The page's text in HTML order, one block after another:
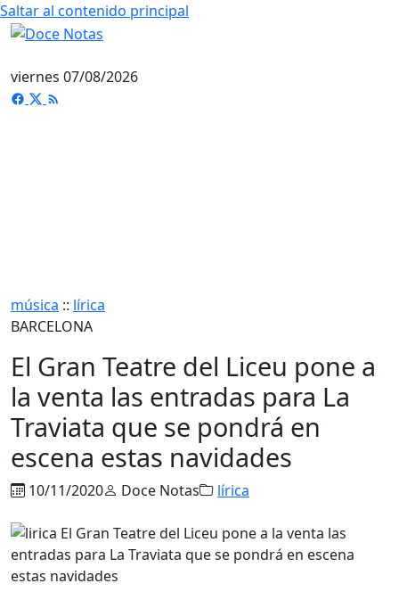
Saltar al contenido principal
viernes 07/08/2026
música :: lírica
BARCELONA
El Gran Teatre del Liceu pone a
la venta las entradas para La
Traviata que se pondrá en
escena estas navidades
10/11/2020 Doce Notas lírica